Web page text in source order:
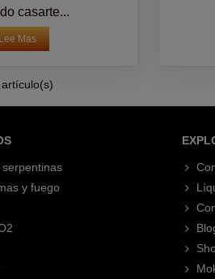
casarte...
Lee Mas
y fuego